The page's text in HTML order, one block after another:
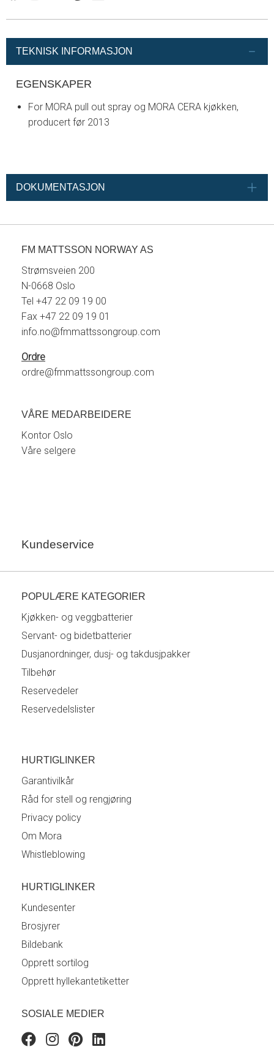
TEKNISK INFORMASJON
EGENSKAPER
For MORA pull out spray og MORA CERA kjøkken,
producert før 2013
DOKUMENTASJON
FM MATTSSON NORWAY AS
Strømsveien 200
N-0668 Oslo
Tel +47 22 09 19 00
Fax +47 22 09 19 01
info.no@fmmattssongroup.com
Ordre
ordre@fmmattssongroup.com
VÅRE MEDARBEIDERE
Kontor Oslo
Våre selgere
Kundeservice
POPULÆRE KATEGORIER
Kjøkken- og veggbatterier
Servant- og bidetbatterier
Dusjanordninger, dusj- og takdusjpakker
Tilbehør
Reservedeler
Reservedelslister
HURTIGLINKER
Garantivilkår
Råd for stell og rengjøring
Privacy policy
Om Mora
Whistleblowing
HURTIGLINKER
Kundesenter
Brosjyrer
Bildebank
Opprett sortilog
Opprett hyllekantetiketter
SOSIALE MEDIER
FacebookInstagram
Pinterest